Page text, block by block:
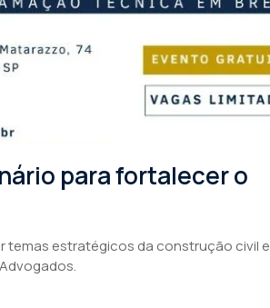
para fortalecer o
temas estratégicos da construção civil e